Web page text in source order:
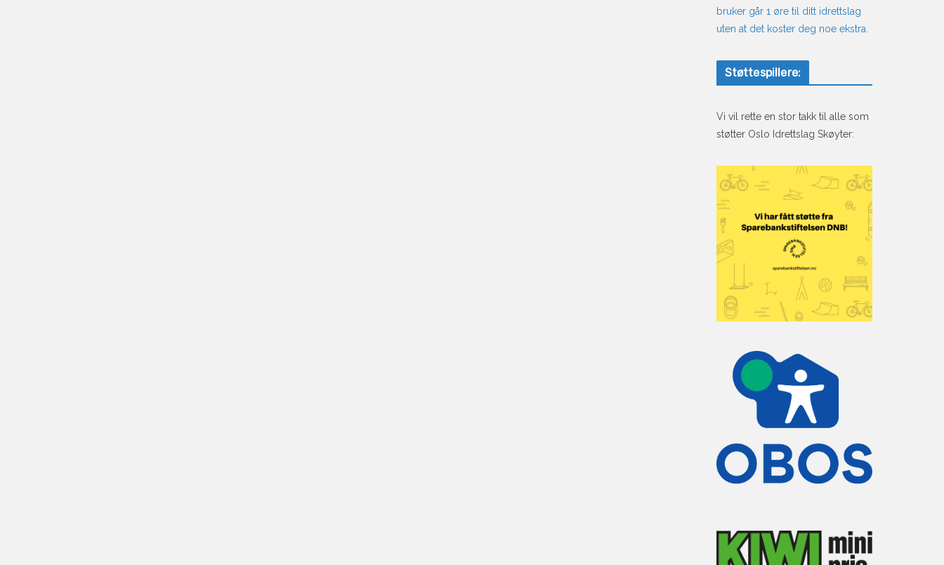
bruker går 1 øre til ditt idrettslag
uten at det koster deg noe ekstra.
Støttespillere:
Vi vil rette en stor takk til alle som
støtter Oslo Idrettslag Skøyter: